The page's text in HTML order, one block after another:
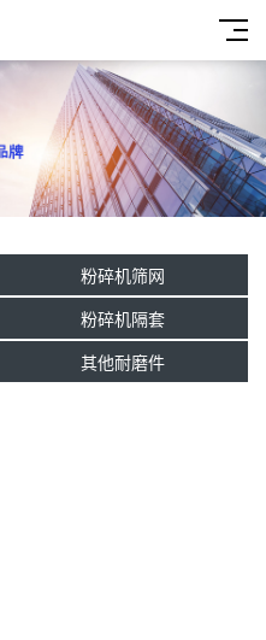
粉碎机筛网
粉碎机隔套
其他耐磨件